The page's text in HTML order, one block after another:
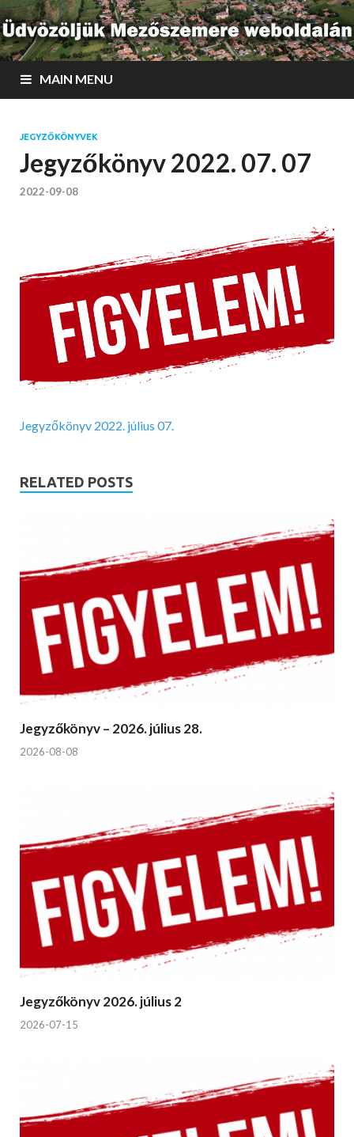
MAIN MENU
JEGYZŐKÖNYVEK
Jegyzőkönyv 2022. 07. 07
2022-09-08
Jegyzőkönyv 2022. július 07.
RELATED POSTS
Jegyzőkönyv – 2026. július 28.
2026-08-08
Jegyzőkönyv 2026. július 2
2026-07-15